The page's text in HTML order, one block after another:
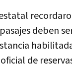
deben
de